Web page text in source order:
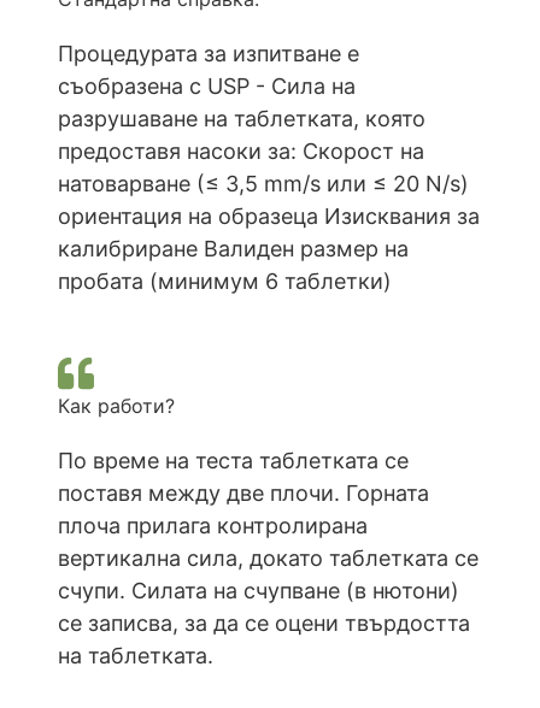
Процедурата за изпитване е
съобразена с USP - Сила на
разрушаване на таблетката, която
предоставя насоки за: Скорост на
натоварване (≤ 3,5 mm/s или ≤ 20 N/s)
ориентация на образеца Изисквания за
калибриране Валиден размер на
пробата (минимум 6 таблетки)
Как работи?
По време на теста таблетката се
поставя между две плочи. Горната
плоча прилага контролирана
вертикална сила, докато таблетката се
счупи. Силата на счупване (в нютони)
се записва, за да се оцени твърдостта
на таблетката.